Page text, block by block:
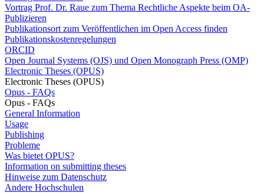
Vortrag Prof. Dr. Raue zum Thema Rechtliche Aspekte beim OA-
Publizieren
Publikationsort zum Veröffentlichen im Open Access finden
Publikationskostenregelungen
ORCID
Open Journal Systems (OJS) und Open Monograph Press (OMP)
Electronic Theses (OPUS)
Electronic Theses (OPUS)
Opus - FAQs
Opus - FAQs
General Information
Usage
Publishing
Probleme
Was bietet OPUS?
Information on submitting theses
Hinweise zum Datenschutz
Andere Hochschulen